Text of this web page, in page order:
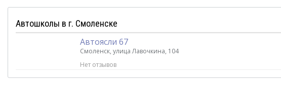
Автошколы в г. Смоленске
Автоясли 67
Смоленск, улица Лавочкина, 104
Нет отзывов